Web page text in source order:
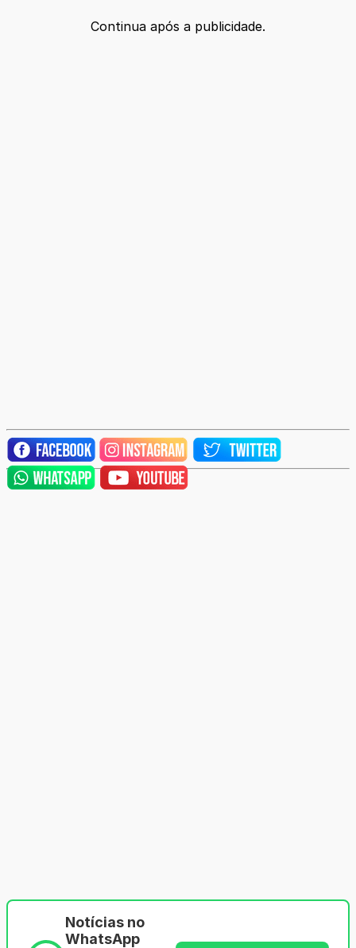
Continua após a publicidade.
Notícias no
WhatsApp